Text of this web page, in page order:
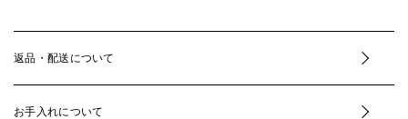
返品・配送について
お手入れについて